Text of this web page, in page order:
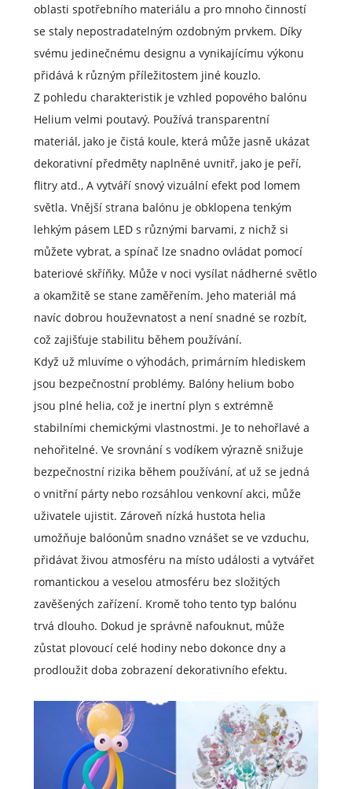
oblasti spotřebního materiálu a pro mnoho činností
se staly nepostradatelným ozdobným prvkem. Díky
svému jedinečnému designu a vynikajícímu výkonu
přidává k různým příležitostem jiné kouzlo.
Z pohledu charakteristik je vzhled popového balónu
Helium velmi poutavý. Používá transparentní
materiál, jako je čistá koule, která může jasně ukázat
dekorativní předměty naplněné uvnitř, jako je peří,
flitry atd., A vytváří snový vizuální efekt pod lomem
světla. Vnější strana balónu je obklopena tenkým
lehkým pásem LED s různými barvami, z nichž si
můžete vybrat, a spínač lze snadno ovládat pomocí
bateriové skříňky. Může v noci vysílat nádherné světlo
a okamžitě se stane zaměřením. Jeho materiál má
navíc dobrou houževnatost a není snadné se rozbít,
což zajišťuje stabilitu během používání.
Když už mluvíme o výhodách, primárním hlediskem
jsou bezpečnostní problémy. Balóny helium bobo
jsou plné helia, což je inertní plyn s extrémně
stabilními chemickými vlastnostmi. Je to nehořlavé a
nehořitelné. Ve srovnání s vodíkem výrazně snižuje
bezpečnostní rizika během používání, ať už se jedná
o vnitřní párty nebo rozsáhlou venkovní akci, může
uživatele ujistit. Zároveň nízká hustota helia
umožňuje balóonům snadno vznášet se ve vzduchu,
přidávat živou atmosféru na místo události a vytvářet
romantickou a veselou atmosféru bez složitých
zavěšených zařízení. Kromě toho tento typ balónu
trvá dlouho. Dokud je správně nafouknut, může
zůstat plovoucí celé hodiny nebo dokonce dny a
prodloužit doba zobrazení dekorativního efektu.